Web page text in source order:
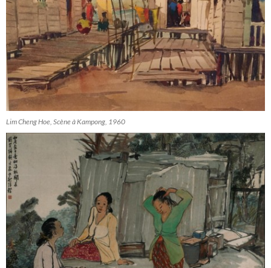
Lim Cheng Hoe, Scène à Kampong, 1960